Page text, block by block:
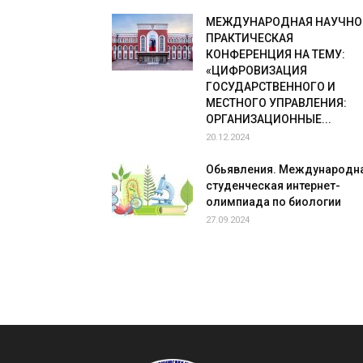
МЕЖДУНАРОДНАЯ
ПРАКТИЧЕСКАЯ
КОНФЕРЕНЦИЯ НА ТЕМУ:
«ЦИФРОВИЗАЦИЯ
ГОСУДАРСТВЕННОГО И
МЕСТНОГО УПРАВЛЕНИЯ:
ОРГАНИЗАЦИОННЫЕ...
20.12.2024
Обьявления.
студенческая интернет-
олимпиада по биологии
27.09.2024